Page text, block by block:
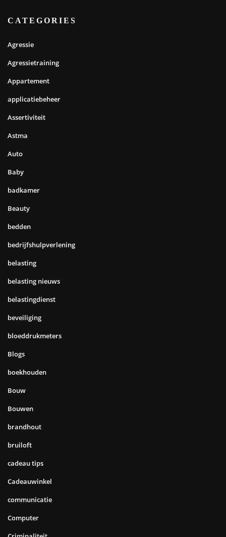
CATEGORIES
Agressie
Agressietraining
Appartement
applicatiebeheer
Assertiviteit
Astma
Auto
Baby
badkamer
Beauty
bedden
bedrijfshulpverlening
belasting
belasting nieuws
belastingdienst
beveiliging
bloeddrukmeters
Blogs
boekhouden
Bouw
Bouwen
brandhout
bruiloft
cadeau tips
Cadeauwinkel
communicatie
Computer